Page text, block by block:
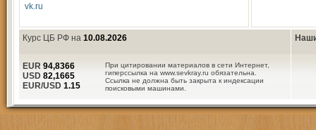
vk.ru
Курс ЦБ РФ на 10.08.2026
При цитировании материалов в сети Интернет,
гиперссылка на www.sevkray.ru обязательна.
Ссылка не должна быть закрыта к индексации
поисковыми машинами.
EUR 94,8366
USD 82,1665
EUR/USD 1.15